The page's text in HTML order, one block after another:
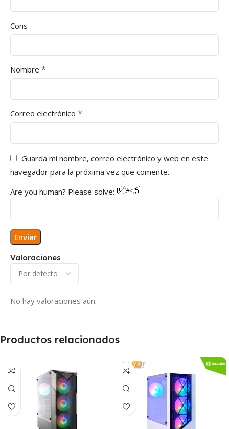
Valoraciones
No hay valoraciones aún.
Cons
Nombre *
Correo electrónico *
Guarda mi nombre, correo electrónico y web en este
navegador para la próxima vez que comente.
Are you human? Please solve:
Productos relacionados